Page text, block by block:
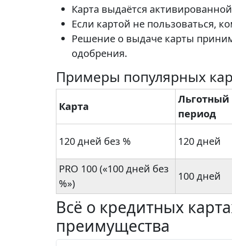
Карта выдаётся
Если картой не пользоваться,
Решение о выдаче карты
одобрения.
Примеры популярных
Карта
Льготный
период
120 дней без % 120 дней
PRO 100 («100 дней без
%»)
100 дней
Всё о кредитных
преимущества